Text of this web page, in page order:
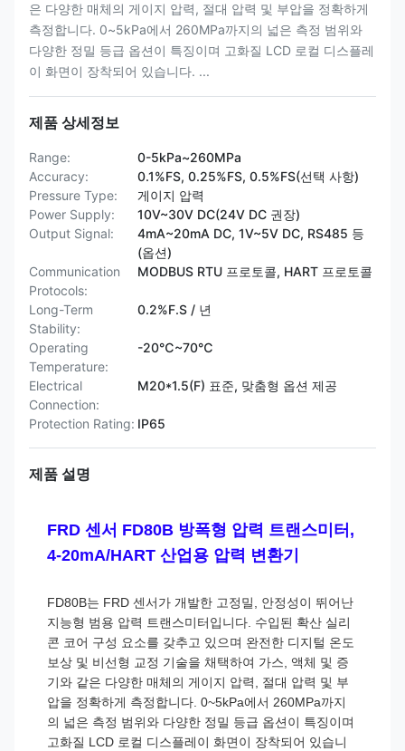
은 다양한 매체의 게이지 압력, 절대 압력 및 부압을 정확하게
측정합니다. 0~5kPa에서 260MPa까지의 넓은 측정 범위와
다양한 정밀 등급 옵션이 특징이며 고화질 LCD 로컬 디스플레
이 화면이 장착되어 있습니다. ...
제품 상세정보
Range:
0-5kPa~260MPa
Accuracy:
0.1%FS, 0.25%FS, 0.5%FS(선택 사항)
Pressure Type:
게이지 압력
Power Supply:
10V~30V DC(24V DC 권장)
Output Signal:
4mA~20mA DC, 1V~5V DC, RS485 등
(옵션)
Communication
Protocols:
MODBUS RTU 프로토콜, HART 프로토콜
Long-Term
Stability:
0.2%F.S / 년
Operating
Temperature:
-20℃~70℃
Electrical
Connection:
M20*1.5(F) 표준, 맞춤형 옵션 제공
Protection Rating: IP65
제품 설명
FRD 센서 FD80B 방폭형 압력 트랜스미터,
4-20mA/HART 산업용 압력 변환기
FD80B는 FRD 센서가 개발한 고정밀, 안정성이 뛰어난
지능형 범용 압력 트랜스미터입니다. 수입된 확산 실리
콘 코어 구성 요소를 갖추고 있으며 완전한 디지털 온도
보상 및 비선형 교정 기술을 채택하여 가스, 액체 및 증
기와 같은 다양한 매체의 게이지 압력, 절대 압력 및 부
압을 정확하게 측정합니다. 0~5kPa에서 260MPa까지
의 넓은 측정 범위와 다양한 정밀 등급 옵션이 특징이며
고화질 LCD 로컬 디스플레이 화면이 장착되어 있습니